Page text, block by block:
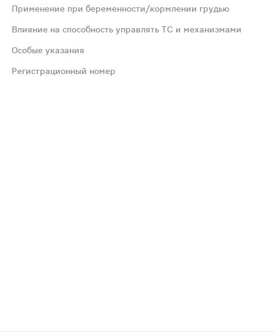
повреждения кожи; острый артрит;
Применение при беременности/кормлении грудью
Влияние на способность управлять ТС и механизмами
Особые указания
Регистрационный номер